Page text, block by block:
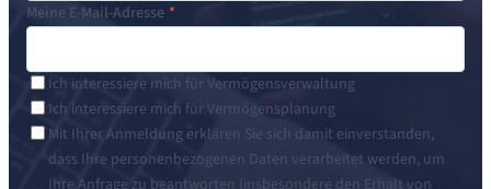
Meine E-Mail-Adresse
Ich interessiere mich für Vermögensverwaltung
Ich interessiere mich für Vermögensplanung
Mit Ihrer Anmeldung erklären Sie sich damit einverstanden,
dass Ihre personenbezogenen Daten verarbeitet werden, um
Ihre Anfrage zu beantworten (insbesondere den Erhalt von